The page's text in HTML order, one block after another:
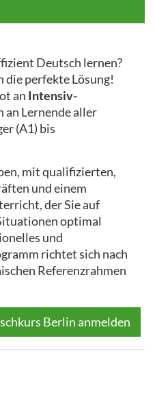
Deutsch lernen?
perfekte Lösung!
an Intensiv-
an Lernende aller
(A1) bis
mit qualifizierten,
und einem
der Sie auf
optimal
und
richtet sich nach
Referenzrahmen
Berlin anmelden